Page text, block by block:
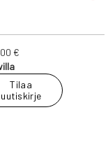
€
Tilaa
uutiskirje